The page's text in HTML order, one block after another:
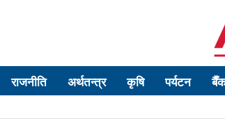
राजनीति अर्थतन्त्र कृषि पर्यटन